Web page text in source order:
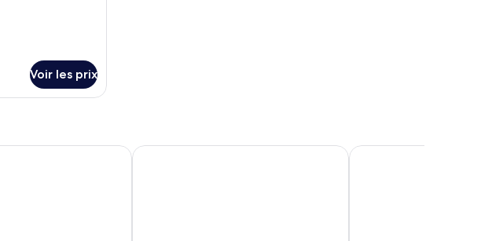
Voir les prix
Airport Thon Hotel Oslo Airport Quality Airport Hotel